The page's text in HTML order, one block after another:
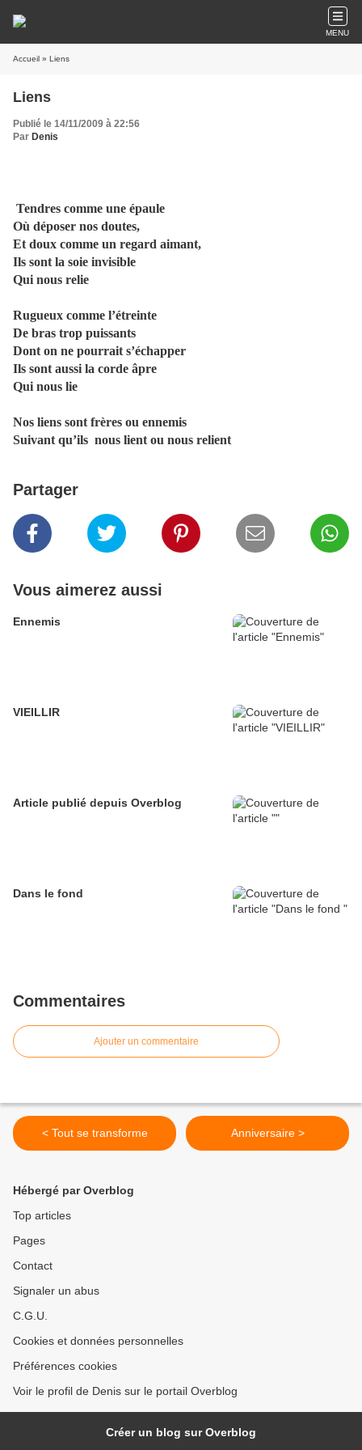
MENU
Accueil » Liens
Liens
Publié le 14/11/2009 à 22:56
Par Denis
Tendres comme une épaule
Où déposer nos doutes,
Et doux comme un regard aimant,
Ils sont la soie invisible
Qui nous relie
Rugueux comme l’étreinte
De bras trop puissants
Dont on ne pourrait s’échapper
Ils sont aussi la corde âpre
Qui nous lie
Nos liens sont frères ou ennemis
Suivant qu’ils nous lient ou nous relient
Partager
Vous aimerez aussi
Ennemis
VIEILLIR
Article publié depuis Overblog
Dans le fond
Commentaires
Ajouter un commentaire
< Tout se transforme Anniversaire >
Hébergé par Overblog
Top articles
Pages
Contact
Signaler un abus
C.G.U.
Cookies et données personnelles
Préférences cookies
Voir le profil de Denis sur le portail Overblog
Créer un blog sur Overblog